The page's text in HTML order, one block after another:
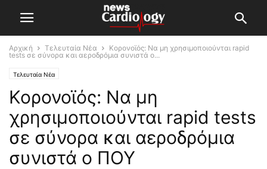
Αρχική Τελευταία Νέα
Κορονοϊός: Να μη χρησιμοποιούνται rapid
tests σε σύνορα και αεροδρόμια συνιστά ο...
Τελευταία Νέα
Κορονοϊός: Να μη
χρησιμοποιούνται rapid tests
σε σύνορα και αεροδρόμια
συνιστά ο ΠΟΥ